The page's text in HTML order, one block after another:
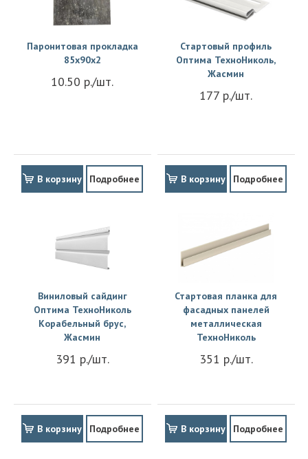
Паронитовая прокладка
85x90x2
10.50 р./шт.
В корзину Подробнее
Стартовый профиль
Оптима ТехноНиколь,
Жасмин
177 р./шт.
В корзину Подробнее
Виниловый сайдинг
Оптима ТехноНиколь
Корабельный брус,
Жасмин
391 р./шт.
В корзину Подробнее
Стартовая планка для
фасадных панелей
металлическая
ТехноНиколь
351 р./шт.
В корзину Подробнее